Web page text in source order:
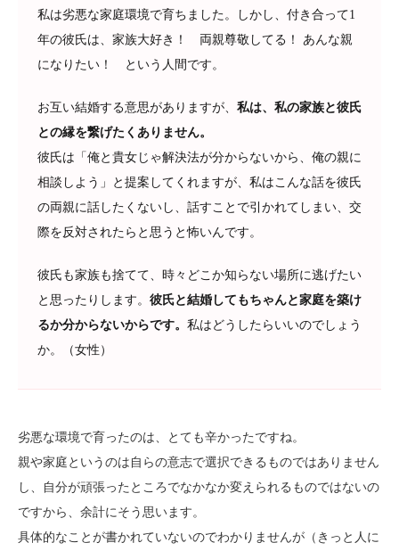
私は劣悪な家庭環境で育ちました。しかし、付き合って1
年の彼氏は、家族大好き！ 両親尊敬してる！ あんな親
になりたい！ という人間です。
お互い結婚する意思がありますが、 私は、私の家族と彼氏
との縁を繋げたくありません。
彼氏は「俺と貴女じゃ解決法が分からないから、俺の親に
相談しよう」と提案してくれますが、私はこんな話を彼氏
の両親に話したくないし、話すことで引かれてしまい、交
際を反対されたらと思うと怖いんです。
彼氏も家族も捨てて、時々どこか知らない場所に逃げたい
と思ったりします。 彼氏と結婚してもちゃんと家庭を築け
るか分からないからです。 私はどうしたらいいのでしょう
か。（女性）
劣悪な環境で育ったのは、とても辛かったですね。
親や家庭というのは自らの意志で選択できるものではありません
し、自分が頑張ったところでなかなか変えられるものではないの
ですから、余計にそう思います。
具体的なことが書かれていないのでわかりませんが（きっと人に